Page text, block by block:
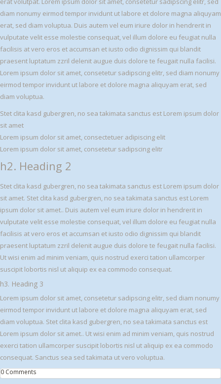
diam nonumy eirmod tempor invidunt ut labore et dolore magna aliquyam
erat, sed diam voluptua. Duis autem vel eum iriure dolor in hendrerit in
vulputate velit esse molestie consequat, vel illum dolore eu feugiat nulla
facilisis at vero eros et accumsan et iusto odio dignissim qui blandit
praesent luptatum zzril delenit augue duis dolore te feugait nulla facilisi.
Lorem ipsum dolor sit amet, consetetur sadipscing elitr, sed diam nonumy
eirmod tempor invidunt ut labore et dolore magna aliquyam erat, sed
diam voluptua.
Stet clita kasd gubergren, no sea takimata sanctus est Lorem ipsum dolor
sit amet
Lorem ipsum dolor sit amet, consectetuer adipiscing elit
Lorem ipsum dolor sit amet, consetetur sadipscing elitr
h2. Heading 2
Stet clita kasd gubergren, no sea takimata sanctus est Lorem ipsum dolor
sit amet. Stet clita kasd gubergren, no sea takimata sanctus est Lorem
ipsum dolor sit amet.. Duis autem vel eum iriure dolor in hendrerit in
vulputate velit esse molestie consequat, vel illum dolore eu feugiat nulla
facilisis at vero eros et accumsan et iusto odio dignissim qui blandit
praesent luptatum zzril delenit augue duis dolore te feugait nulla facilisi.
Ut wisi enim ad minim veniam, quis nostrud exerci tation ullamcorper
suscipit lobortis nisl ut aliquip ex ea commodo consequat.
h3. Heading 3
Lorem ipsum dolor sit amet, consetetur sadipscing elitr, sed diam nonumy
eirmod tempor invidunt ut labore et dolore magna aliquyam erat, sed
diam voluptua. Stet clita kasd gubergren, no sea takimata sanctus est
Lorem ipsum dolor sit amet.. Ut wisi enim ad minim veniam, quis nostrud
exerci tation ullamcorper suscipit lobortis nisl ut aliquip ex ea commodo
consequat. Sanctus sea sed takimata ut vero voluptua.
0 Comments